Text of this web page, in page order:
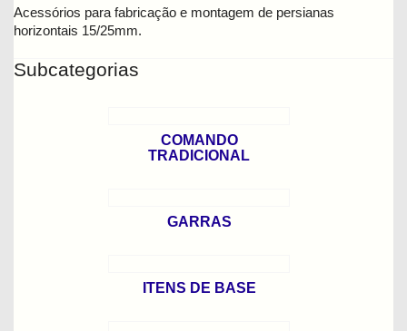
Acessórios para fabricação e montagem de persianas
horizontais 15/25mm.
Subcategorias
COMANDO
TRADICIONAL
GARRAS
ITENS DE BASE